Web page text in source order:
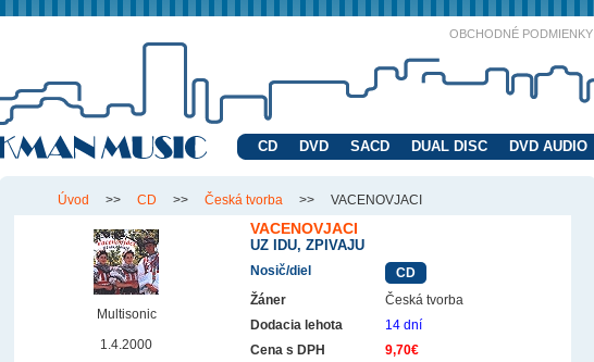
OBCHODNÉ PODMIENKY
CD DVD SACD DUAL DISC DVD AUDIO
Úvod >> CD >> Česká tvorba >> VACENOVJACI
Multisonic
1.4.2000
VACENOVJACI
UZ IDU, ZPIVAJU
Nosič/diel
CD
Žáner
Česká tvorba
Dodacia lehota
14 dní
Cena s DPH
9,70€